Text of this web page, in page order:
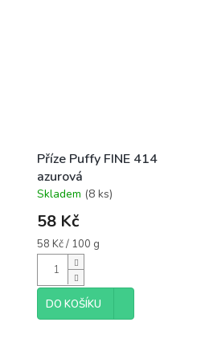
Příze Puffy FINE 414
azurová
Průměrné
hodnocení
produktu
je
5,0
5
hvězdiček.
Skladem (8 ks)
58 Kč
Měrná
cena:
58 Kč / 100 g
DO KOŠÍKU